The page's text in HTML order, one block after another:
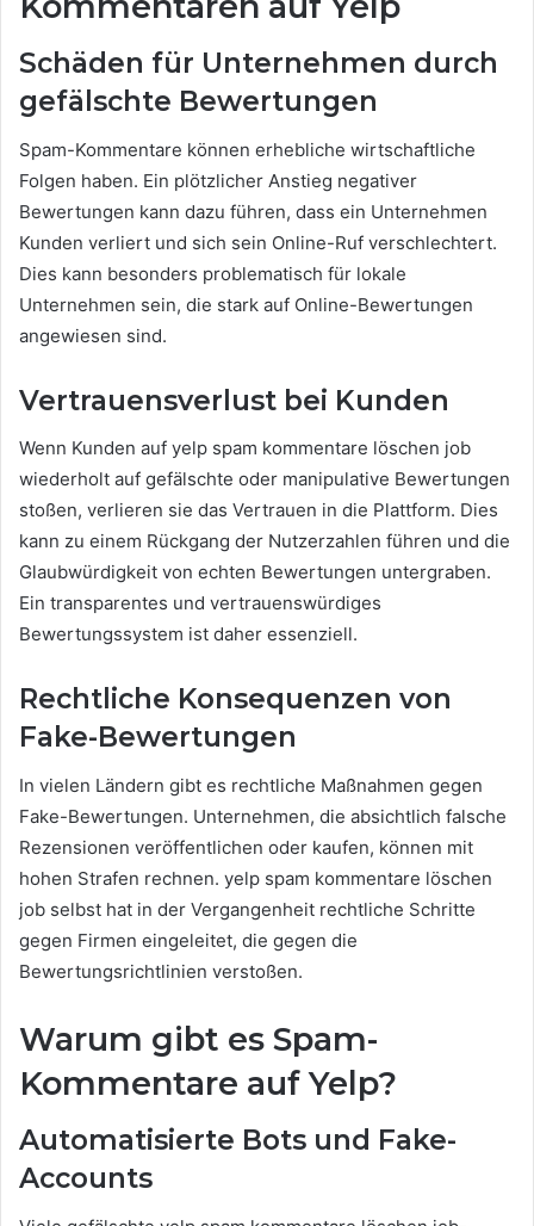
Schäden für Unternehmen durch
gefälschte Bewertungen
Spam-Kommentare können erhebliche wirtschaftliche
Folgen haben. Ein plötzlicher Anstieg negativer
Bewertungen kann dazu führen, dass ein Unternehmen
Kunden verliert und sich sein Online-Ruf verschlechtert.
Dies kann besonders problematisch für lokale
Unternehmen sein, die stark auf Online-Bewertungen
angewiesen sind.
Vertrauensverlust bei Kunden
Wenn Kunden auf yelp spam kommentare löschen job
wiederholt auf gefälschte oder manipulative Bewertungen
stoßen, verlieren sie das Vertrauen in die Plattform. Dies
kann zu einem Rückgang der Nutzerzahlen führen und die
Glaubwürdigkeit von echten Bewertungen untergraben.
Ein transparentes und vertrauenswürdiges
Bewertungssystem ist daher essenziell.
Rechtliche Konsequenzen von
Fake-Bewertungen
In vielen Ländern gibt es rechtliche Maßnahmen gegen
Fake-Bewertungen. Unternehmen, die absichtlich falsche
Rezensionen veröffentlichen oder kaufen, können mit
hohen Strafen rechnen. yelp spam kommentare löschen
job selbst hat in der Vergangenheit rechtliche Schritte
gegen Firmen eingeleitet, die gegen die
Bewertungsrichtlinien verstoßen.
Warum gibt es Spam-
Kommentare auf Yelp?
Automatisierte Bots und Fake-
Accounts